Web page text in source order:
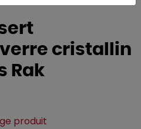
cristallin
Rak